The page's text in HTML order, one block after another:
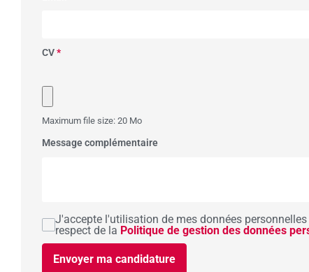
CV*
Maximum file size: 20 Mo
Message complémentaire
J'accepte l'utilisation de mes données
respect de la Politique de gestion des données
Envoyer ma candidature